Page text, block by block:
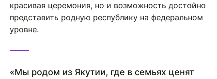
красивая церемония, но и возможность достойно
представить родную республику на федеральном
уровне.
«Мы родом из Якутии, где в семьях ценят